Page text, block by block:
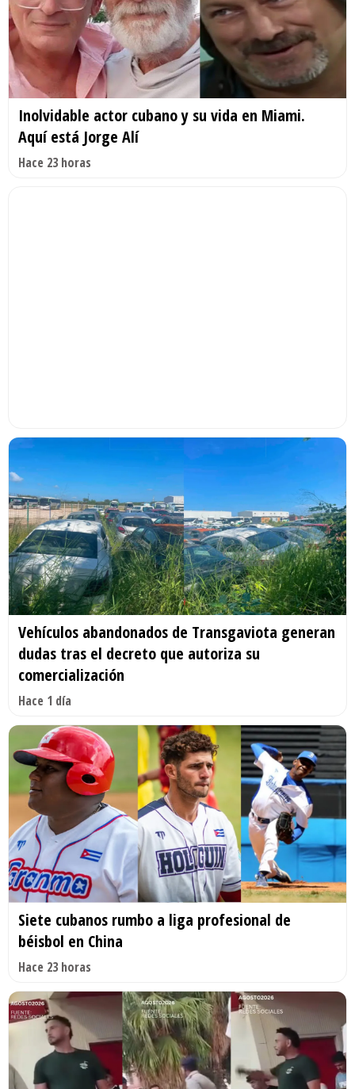
Inolvidable actor cubano y su vida en Miami.
Aquí está Jorge Alí
Hace 23 horas
Vehículos abandonados de Transgaviota generan
dudas tras el decreto que autoriza su
comercialización
Hace 1 día
Siete cubanos rumbo a liga profesional de
béisbol en China
Hace 23 horas